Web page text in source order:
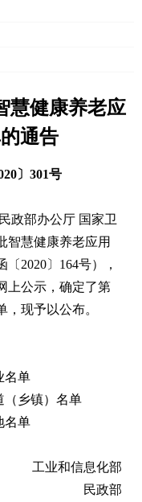
慧健康养老应
通告
〕301号
政部办公厅 国家卫
智慧健康养老应用
2020〕164号），
上公示，确定了第
现予以公布。
名单
（乡镇）名单
名单
工业和信息化部
民政部